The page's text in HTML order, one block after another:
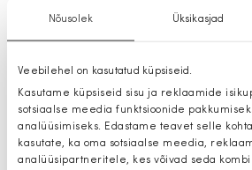
Nõusolek Üksikasjad
Veebilehel on kasutatud küpsiseid.
Kasutame küpsiseid sisu ja reklaamide
sotsiaalse meedia funktsioonide
analüüsimiseks. Edastame teavet selle
kasutate, ka oma sotsiaalse meedia,
analüüsipartneritele, kes võivad seda
Džemprid